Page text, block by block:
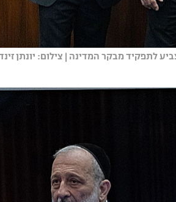
לתפקיד מבקר המדינה | צילום: יונתן